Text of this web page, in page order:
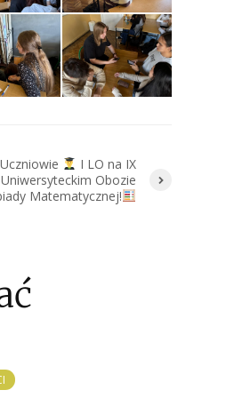
Uczniowie
I LO na IX
Uniwersyteckim Obozie
Matematycznej!